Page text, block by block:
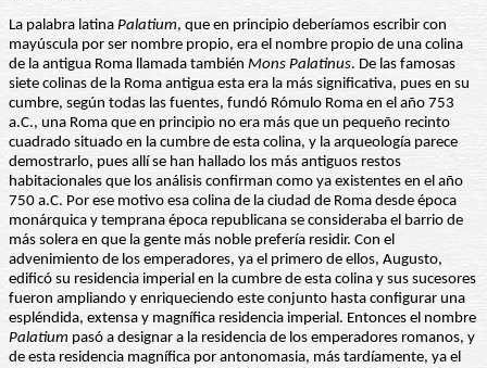
La palabra latina Palatium, que en principio deberíamos escribir con
mayúscula por ser nombre propio, era el nombre propio de una colina
de la antigua Roma llamada también Mons Palatinus. De las famosas
siete colinas de la Roma antigua esta era la más significativa, pues en su
cumbre, según todas las fuentes, fundó Rómulo Roma en el año 753
a.C., una Roma que en principio no era más que un pequeño recinto
cuadrado situado en la cumbre de esta colina, y la arqueología parece
demostrarlo, pues allí se han hallado los más antiguos restos
habitacionales que los análisis confirman como ya existentes en el año
750 a.C. Por ese motivo esa colina de la ciudad de Roma desde época
monárquica y temprana época republicana se consideraba el barrio de
más solera en que la gente más noble prefería residir. Con el
advenimiento de los emperadores, ya el primero de ellos, Augusto,
edificó su residencia imperial en la cumbre de esta colina y sus sucesores
fueron ampliando y enriqueciendo este conjunto hasta configurar una
espléndida, extensa y magnífica residencia imperial. Entonces el nombre
Palatium pasó a designar a la residencia de los emperadores romanos, y
de esta residencia magnífica por antonomasia, más tardíamente, ya el